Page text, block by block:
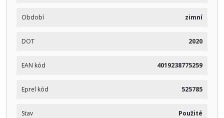
Období zimní
DOT 2020
EAN kód 4019238775259
Eprel kód 525785
Stav Použité